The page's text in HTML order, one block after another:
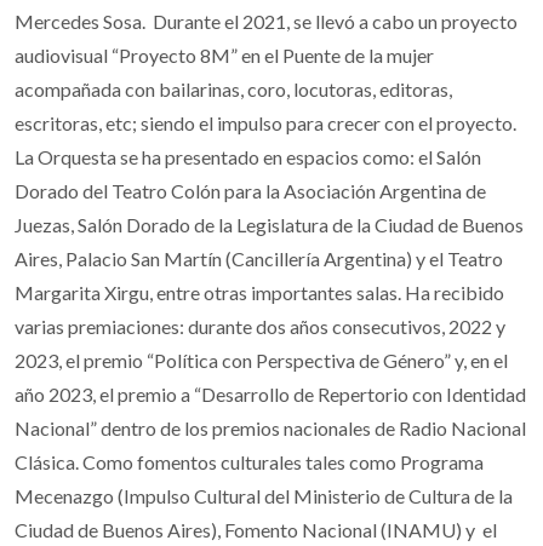
Mercedes Sosa. Durante el 2021, se llevó a cabo un proyecto
audiovisual “Proyecto 8M” en el Puente de la mujer
acompañada con bailarinas, coro, locutoras, editoras,
escritoras, etc; siendo el impulso para crecer con el proyecto.
La Orquesta se ha presentado en espacios como: el Salón
Dorado del Teatro Colón para la Asociación Argentina de
Juezas, Salón Dorado de la Legislatura de la Ciudad de Buenos
Aires, Palacio San Martín (Cancillería Argentina) y el Teatro
Margarita Xirgu, entre otras importantes salas. Ha recibido
varias premiaciones: durante dos años consecutivos, 2022 y
2023, el premio “Política con Perspectiva de Género” y, en el
año 2023, el premio a “Desarrollo de Repertorio con Identidad
Nacional” dentro de los premios nacionales de Radio Nacional
Clásica. Como fomentos culturales tales como Programa
Mecenazgo (Impulso Cultural del Ministerio de Cultura de la
Ciudad de Buenos Aires), Fomento Nacional (INAMU) y el